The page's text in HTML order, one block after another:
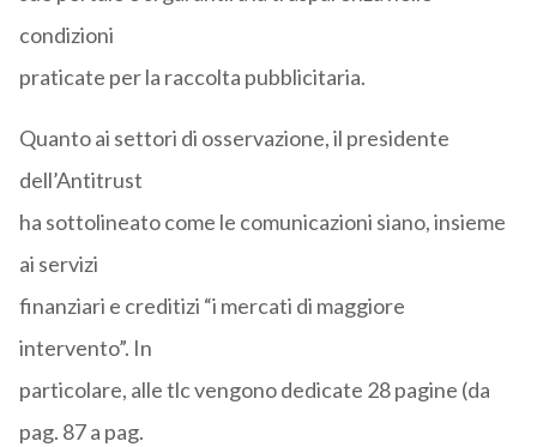
condizioni
praticate per la raccolta pubblicitaria.
Quanto ai settori di osservazione, il presidente
dell’Antitrust
ha sottolineato come le comunicazioni siano, insieme
ai servizi
finanziari e creditizi “i mercati di maggiore
intervento”. In
particolare, alle tlc vengono dedicate 28 pagine (da
pag. 87 a pag.